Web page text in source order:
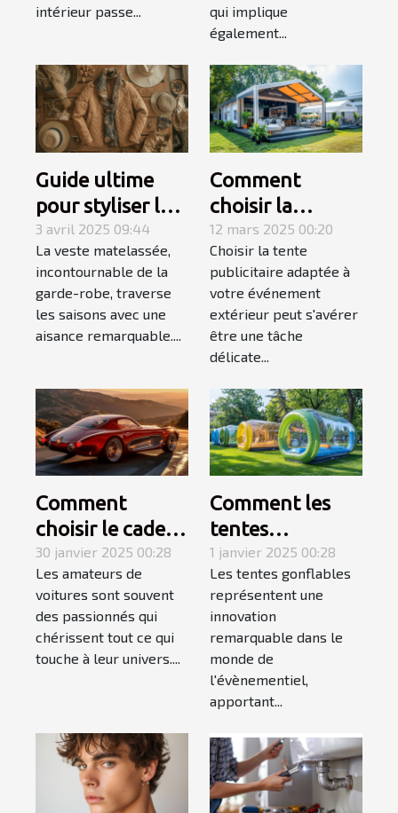
intérieur passe...
qui implique
également...
Guide ultime
pour styliser les
vestes
matelassées en
toutes saisons
3 avril 2025 09:44
La veste matelassée,
incontournable de la
garde-robe, traverse
les saisons avec une
aisance remarquable....
Comment
choisir la
meilleure tente
publicitaire pour
votre
événement
extérieur
12 mars 2025 00:20
Choisir la tente
publicitaire adaptée à
votre événement
extérieur peut s'avérer
être une tâche
délicate...
Comment
choisir le cadeau
automobile
parfait pour les
passionnés de
voitures
30 janvier 2025 00:28
Les amateurs de
voitures sont souvent
des passionnés qui
chérissent tout ce qui
touche à leur univers....
Comment les
tentes
gonflables
transforment
l'impact visuel
des évènements
1 janvier 2025 00:28
Les tentes gonflables
représentent une
innovation
remarquable dans le
monde de
l'évènementiel,
apportant...